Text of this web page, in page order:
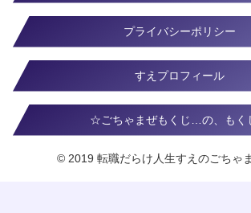
プライバシーポリシー
すえプロフィール
☆ごちゃまぜもくじ…の、も
© 2019 転職だらけ人生すえのごちゃ